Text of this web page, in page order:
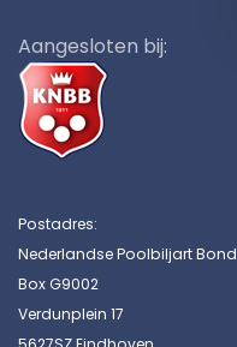
Aangesloten bij:
Postadres:
Nederlandse Poolbiljart Bond
Box G9002
Verdunplein 17